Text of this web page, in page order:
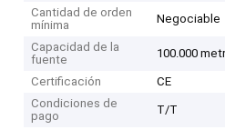
Cantidad de orden
mínima
Negociable
Capacidad de la
fuente
100.000
Certificación
CE
Condiciones de
pago
T/T